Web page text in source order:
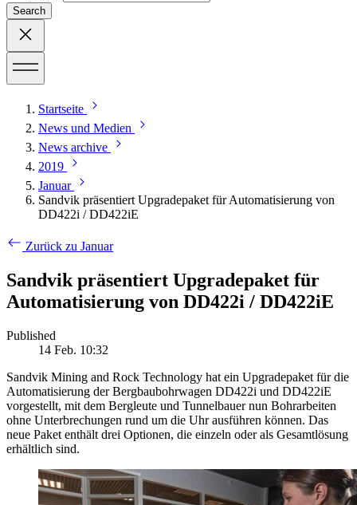
Search
Startseite
News und Medien
News archive
2019
Januar
Sandvik präsentiert Upgradepaket für Automatisierung von
DD422i / DD422iE
Zurück zu Januar
Sandvik präsentiert Upgradepaket für
Automatisierung von DD422i / DD422iE
Published
14 Feb. 10:32
Sandvik Mining and Rock Technology hat ein Upgradepaket für die
Automatisierung der Bergbaubohrwagen DD422i und DD422iE
vorgestellt, mit dem Bergleute und Tunnelbauer nun Bohrarbeiten
ohne Unterbrechungen rund um die Uhr ausführen können. Das
neue Paket enthält drei Optionen, die einzeln oder als Gesamtlösung
erhältlich sind.